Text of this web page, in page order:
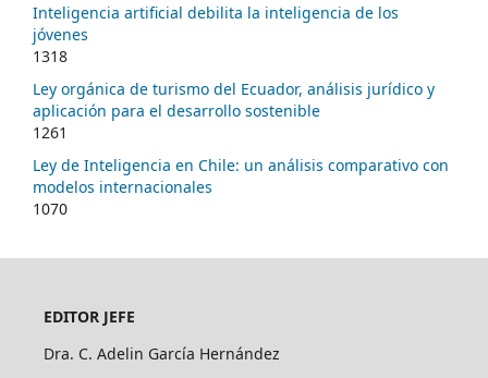
Inteligencia artificial debilita la inteligencia de los
jóvenes
1318
Ley orgánica de turismo del Ecuador, análisis jurídico y
aplicación para el desarrollo sostenible
1261
Ley de Inteligencia en Chile: un análisis comparativo con
modelos internacionales
1070
EDITOR JEFE
Dra. C. Adelin García Hernández